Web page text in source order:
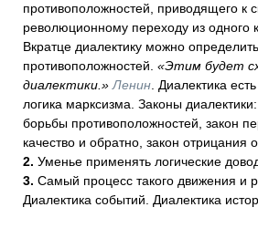
противоположностей, приводящего к
революционному переходу из одного
Вкратце диалектику можно
противоположностей. «Этим будет
диалектики.» Ленин . Диалектика
логика марксизма. Законы
борьбы противоположностей, закон
качество и обратно, закон отрицания
2. Уменье применять логические
3. Самый процесс такого движения и
Диалектика событий. Диалектика